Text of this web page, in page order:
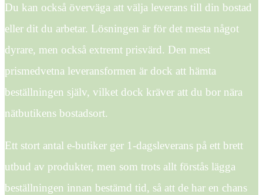
Du kan också överväga att välja leverans till din bostad
eller dit du arbetar. Lösningen är för det mesta något
dyrare, men också extremt prisvärd. Den mest
prismedvetna leveransformen är dock att hämta
beställningen själv, vilket dock kräver att du bor nära
nätbutikens bostadsort.
Ett stort antal e-butiker ger 1-dagsleverans på ett brett
utbud av produkter, men som trots allt förstås lägga
beställningen innan bestämd tid, så att de har en chans